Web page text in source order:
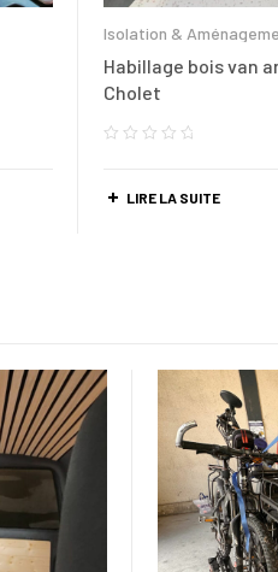
Isolation &
Habillage bois van
Cholet
LIRE LA SUITE